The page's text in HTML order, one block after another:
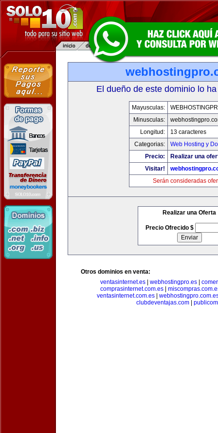
El dueño de este dominio lo
Mayusculas:
Minusculas:
Longitud:
13 caracteres
Categorias:
Web Hosting y
Precio:
Realizar una
Visitar!
Serán consideradas
Realizar una Oferta
Precio Ofrecido $
Otros dominios en venta:
ventasinternet.es
webhostingpro.es
comprasinternet.com.es|
ventasinternet.com.es|
clubdeventajas.com